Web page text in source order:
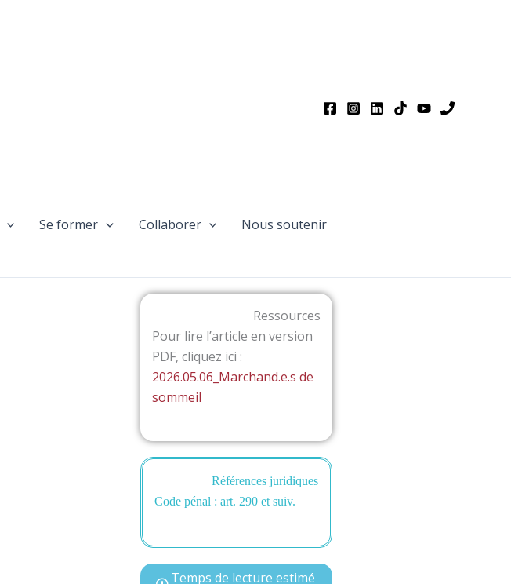
Se former Collaborer Nous soutenir
Ressources
Pour lire l’article en version
PDF, cliquez ici :
2026.05.06_Marchand.e.s de
sommeil
Références juridiques
Code pénal : art. 290 et suiv.
Temps de lecture estimé